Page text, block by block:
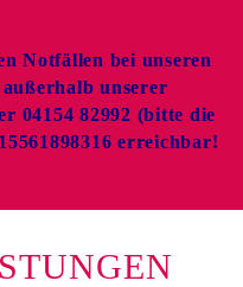
Notfällen bei unseren
unserer
04154 82992 (bitte die
erreichbar!